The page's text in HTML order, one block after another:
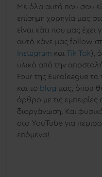
Με όλα αυτά που σου
επίσημη χορηγία μας
είναι κάτι που μας έχει
αυτό κάνε μας follow
Instagram και Tik Tok),
υλικό από την
Four της Euroleague
και το blog μας, όπου
άρθρο με τις
διοργάνωση. Και
στο YouTube για
επόμενα!